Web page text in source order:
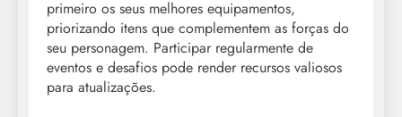
primeiro os seus melhores equipamentos,
priorizando itens que complementem as forças do
seu personagem. Participar regularmente de
eventos e desafios pode render recursos valiosos
para atualizações.